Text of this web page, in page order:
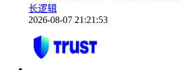
长逻辑
2026-08-07 21:21:53